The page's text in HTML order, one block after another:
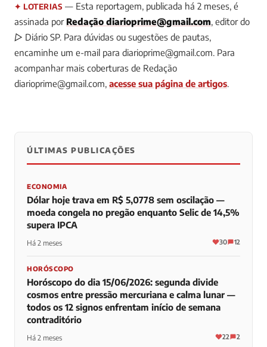
✦ LOTERIAS — Esta reportagem, publicada há 2 meses, é
assinada por Redação diarioprime@gmail.com, editor do
▷ Diário SP. Para dúvidas ou sugestões de pautas,
encaminhe um e-mail para diarioprime@gmail.com. Para
acompanhar mais coberturas de Redação
diarioprime@gmail.com, acesse sua página de artigos.
0 0 0
ÚLTIMAS PUBLICAÇÕES
ECONOMIA
Dólar hoje trava em R$ 5,0778 sem oscilação —
moeda congela no pregão enquanto Selic de 14,5%
supera IPCA
Há 2 meses 30 12
HORÓSCOPO
Horóscopo do dia 15/06/2026: segunda divide
cosmos entre pressão mercuriana e calma lunar —
todos os 12 signos enfrentam início de semana
contraditório
Há 2 meses 22 2